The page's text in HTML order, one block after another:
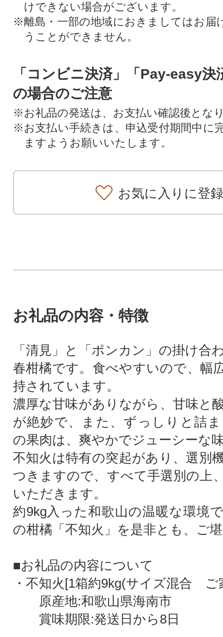
けできない場合がございます。
※離島・一部の地域におきましてはお届
うことができません。
「コンビニ決済」「Pay-easy決
の場合のご注意
※お礼品の発送は、お支払い確認後とな
※お支払い手続きは、申込受付期間中に
ますようお願いいたします。
お気に入りに登録
お礼品の内容・特徴
「清見」と「ポンカン」の掛け合
春柑橘です。食べやすいので、幅
持されています。
濃厚な甘味がありながら、甘味と
が絶妙で、また、ずっしりと詰
の果肉は、爽やかでジューシーな
不知火は特有の突起があり、選別
つきますので、すべて手選別の上
いただきます。
約9kg入った和歌山の温暖な環境
の柑橘「不知火」を是非とも、ご
■お礼品の内容について
・不知火[1箱約9kg(サイズ混合 ご
原産地:和歌山県海南市
賞味期限:発送日から8日